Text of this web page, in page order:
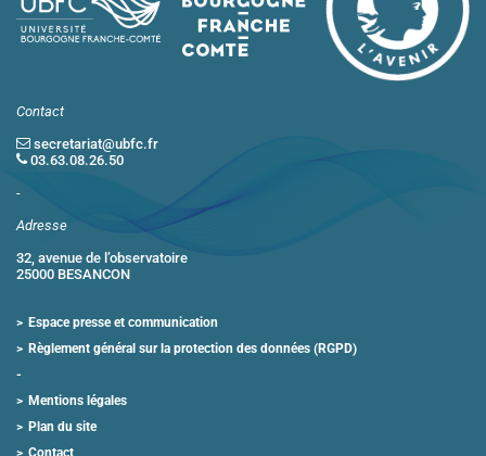
Contact
secretariat@ubfc.fr
03.63.08.26.50
-
Adresse
32, avenue de l’observatoire
25000 BESANCON
Espace presse et communication
Règlement général sur la protection des données (RGPD)
Mentions légales
Plan du site